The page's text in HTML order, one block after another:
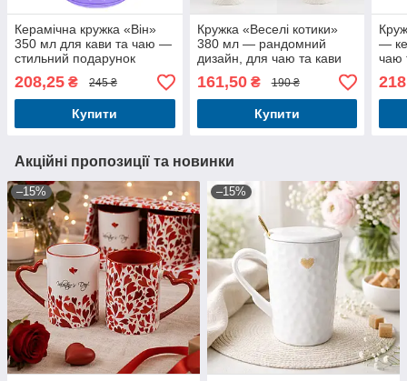
Керамічна кружка «Він»
350 мл для кави та чаю —
стильний подарунок
208,25 ₴ 245 ₴
Купити
Кружка «Веселі котики»
380 мл — рандомний
дизайн, для чаю та кави
161,50₴ 190 ₴
Купити
—
чаю
Акційні пропозиції та новинки
–15% –15%